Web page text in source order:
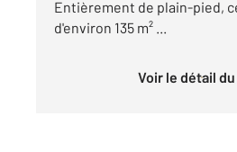
Entièrement de plain-pied,
d'environ 135 m² ...
Voir le détail